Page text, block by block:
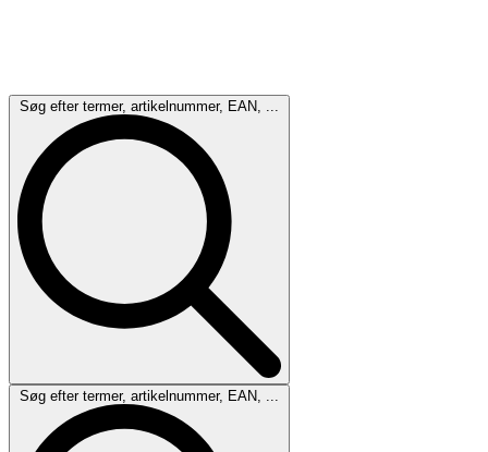
Søg efter termer, artikelnummer, EAN, ...
Søg efter termer, artikelnummer, EAN, ...